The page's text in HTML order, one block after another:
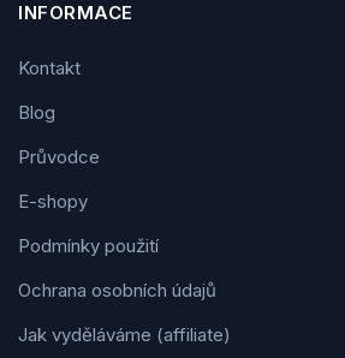
INFORMACE
Kontakt
Blog
Průvodce
E-shopy
Podmínky použití
Ochrana osobních údajů
Jak vyděláváme (affiliate)